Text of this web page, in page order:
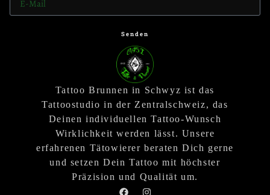
Senden
Tattoo Brunnen in Schwyz ist das
Tattoostudio in der Zentralschweiz, das
Deinen individuellen Tattoo-Wunsch
Wirklichkeit werden lässt. Unsere
erfahrenen Tätowierer beraten Dich gerne
und setzen Dein Tattoo mit höchster
Präzision und Qualität um.